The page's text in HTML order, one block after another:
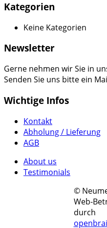
Kategorien
Keine Kategorien
Newsletter
Gerne nehmen wir Sie in
Senden Sie uns bitte ein
Wichtige Infos
Kontakt
Abholung / Lieferung
AGB
About us
Testimonials
©
Web-
durch